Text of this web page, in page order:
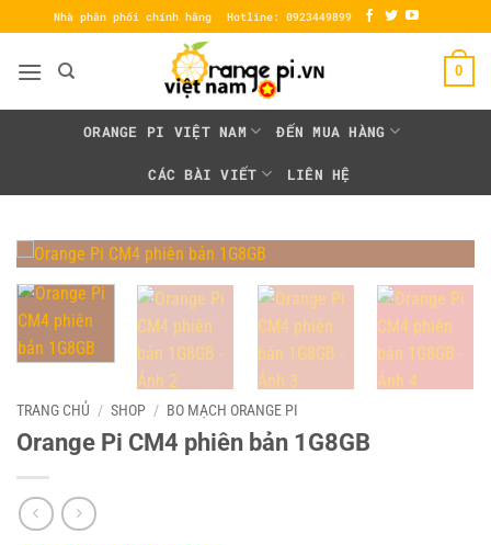
qua
nội
Nhà phân phối chính hãng Hotline: 0923449899
0
ORANGE PI VIỆT NAM ĐẾN MUA HÀNG
CÁC BÀI VIẾT LIÊN HỆ
TRANG CHỦ / SHOP / BO MẠCH ORANGE PI
Orange Pi CM4 phiên bản 1G8GB